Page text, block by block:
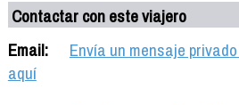
Contactar con este viajero
Email:
Envía un mensaje
aquí